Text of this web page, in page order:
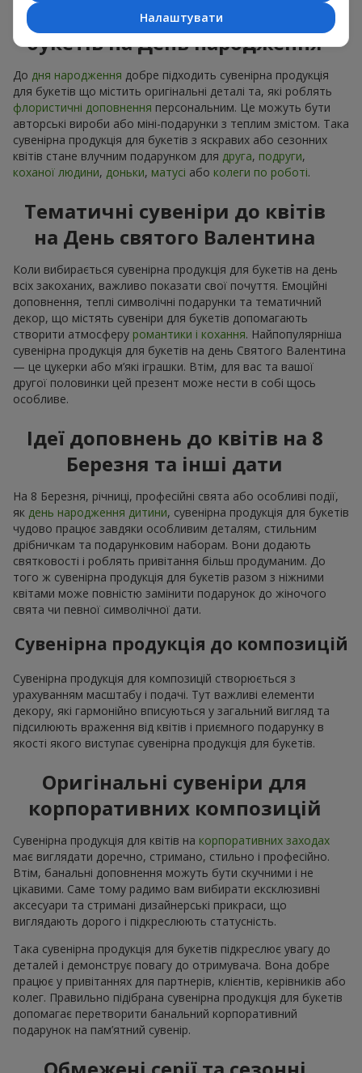
Сувенірна продукція до
букетів на День народження
До дня народження добре підходить сувенірна продукція
для букетів що містить оригінальні деталі та, які роблять
флористичні доповнення персональним. Це можуть бути
авторські вироби або міні-подарунки з теплим змістом. Така
сувенірна продукція для букетів з яскравих або сезонних
квітів стане влучним подарунком для друга, подруги,
коханої людини, доньки, матусі або колеги по роботі.
Тематичні сувеніри до квітів
на День святого Валентина
Коли вибирається сувенірна продукція для букетів на день
всіх закоханих, важливо показати свої почуття. Емоційні
доповнення, теплі символічні подарунки та тематичний
декор, що містять сувеніри для букетів допомагають
створити атмосферу романтики і кохання. Найпопулярніша
сувенірна продукція для букетів на день Святого Валентина
— це цукерки або м’які іграшки. Втім, для вас та вашої
другої половинки цей презент може нести в собі щось
особливе.
Ідеї доповнень до квітів на 8
Березня та інші дати
На 8 Березня, річниці, професійні свята або особливі події,
як день народження дитини, сувенірна продукція для букетів
чудово працює завдяки особливим деталям, стильним
дрібничкам та подарунковим наборам. Вони додають
святковості і роблять привітання більш продуманим. До
того ж сувенірна продукція для букетів разом з ніжними
квітами може повністю замінити подарунок до жіночого
свята чи певної символічної дати.
Сувенірна продукція до композицій
Сувенірна продукція для композицій створюється з
урахуванням масштабу і подачі. Тут важливі елементи
декору, які гармонійно вписуються у загальний вигляд та
підсилюють враження від квітів і приємного подарунку в
якості якого виступає сувенірна продукція для букетів.
Оригінальні сувеніри для
корпоративних композицій
Сувенірна продукція для квітів на корпоративних заходах
має виглядати доречно, стримано, стильно і професійно.
Втім, банальні доповнення можуть бути скучними і не
цікавими. Саме тому радимо вам вибирати ексклюзивні
аксесуари та стримані дизайнерські прикраси, що
виглядають дорого і підкреслюють статусність.
Така сувенірна продукція для букетів підкреслює увагу до
деталей і демонструє повагу до отримувача. Вона добре
працює у привітаннях для партнерів, клієнтів, керівників або
колег. Правильно підібрана сувенірна продукція для букетів
допомагає перетворити банальний корпоративний
подарунок на пам’ятний сувенір.
Налаштувати